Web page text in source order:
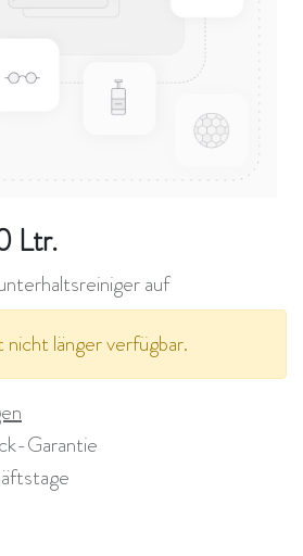
Ltr.
auf
länger verfügbar.
Garantie